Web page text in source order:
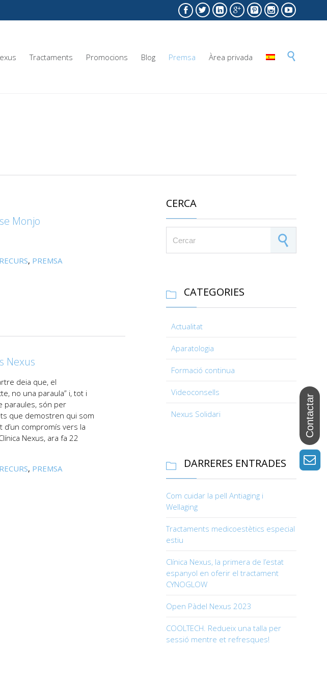
      
Skip
Tractaments Promocions Blog Premsa Àrea privada 
Monjo
, PREMSA
Nexus
deia que, el
no una paraula” i, tot i
paraules, són per
que demostren qui som
compromís vers la
Nexus, ara fa 22
, PREMSA
CERCA
 CATEGORIES
Actualitat
Aparatologia
Formació continua
Videoconsells
Nexus Solidari
 DARRERES ENTRADES
Com cuidar la pell Antiaging i
Wellaging
Tractaments medicoestètics especial
estiu
Clínica Nexus, la primera de l’estat
espanyol en oferir el tractament
CYNOGLOW
Open Pàdel Nexus 2023
COOLTECH. Redueix una talla per
sessió mentre et refresques!